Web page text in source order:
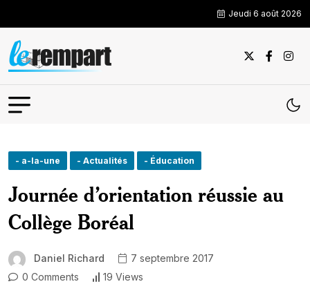
Jeudi 6 août 2026
- a-la-une - Actualités - Éducation
Journée d’orientation réussie au
Collège Boréal
Daniel Richard
7 septembre 2017
0 Comments
19 Views